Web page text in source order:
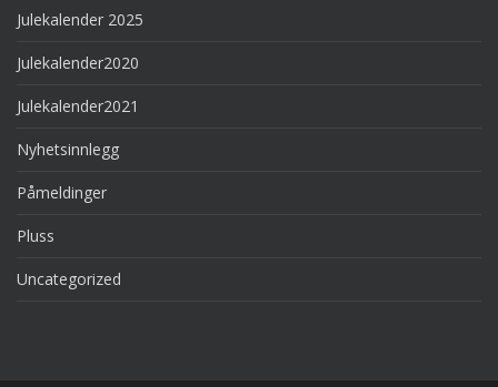
Julekalender 2025
Julekalender2020
Julekalender2021
Nyhetsinnlegg
Påmeldinger
Pluss
Uncategorized